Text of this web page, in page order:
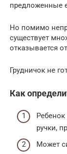
предложенные
Но помимо
существует
отказывается
Грудничок не
Как
Ребенок
ручки,
Может